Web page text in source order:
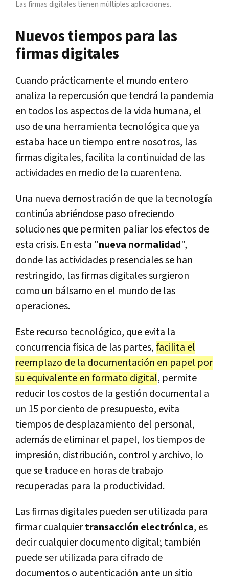
Las firmas digitales tienen múltiples aplicaciones.
Nuevos tiempos para las
firmas digitales
Cuando prácticamente el mundo entero
analiza la repercusión que tendrá la pandemia
en todos los aspectos de la vida humana, el
uso de una herramienta tecnológica que ya
estaba hace un tiempo entre nosotros, las
firmas digitales, facilita la continuidad de las
actividades en medio de la cuarentena.
Una nueva demostración de que la tecnología
continúa abriéndose paso ofreciendo
soluciones que permiten paliar los efectos de
esta crisis. En esta "nueva normalidad",
donde las actividades presenciales se han
restringido, las firmas digitales surgieron
como un bálsamo en el mundo de las
operaciones.
Este recurso tecnológico, que evita la
concurrencia física de las partes,facilita el
reemplazo de la documentación en papel por
su equivalente en formato digital, permite
reducir los costos de la gestión documental a
un 15 por ciento de presupuesto, evita
tiempos de desplazamiento del personal,
además de eliminar el papel, los tiempos de
impresión, distribución, control y archivo, lo
que se traduce en horas de trabajo
recuperadas para la productividad.
Las firmas digitales pueden ser utilizada para
firmar cualquiertransacción electrónica, es
decir cualquier documento digital; también
puede ser utilizada para cifrado de
documentos o autenticación ante un sitio